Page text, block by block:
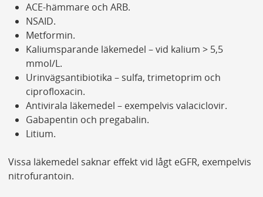
ACE-hämmare och ARB.
NSAID.
Metformin.
Kaliumsparande läkemedel – vid kalium > 5,5
mmol/L.
Urinvägsantibiotika – sulfa, trimetoprim och
ciprofloxacin.
Antivirala läkemedel – exempelvis valaciclovir.
Gabapentin och pregabalin.
Litium.
Vissa läkemedel saknar effekt vid lågt eGFR, exempelvis
nitrofurantoin.